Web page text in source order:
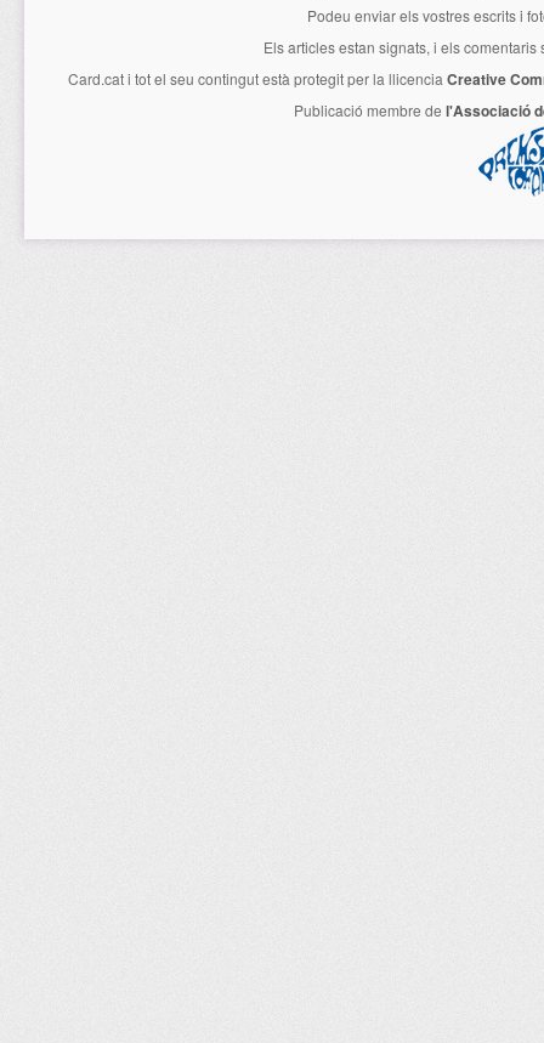
Podeu enviar els vostres escrits i
Els articles estan signats, i els
Card.cati tot el seu contingut està protegit per la llicencia Creative
Publicació membre de l'Associació